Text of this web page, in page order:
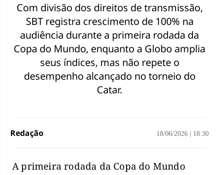
Com divisão dos direitos de transmissão,
SBT registra crescimento de 100% na
audiência durante a primeira rodada da
Copa do Mundo, enquanto a Globo amplia
seus índices, mas não repete o
desempenho alcançado no torneio do
Catar.
Redação 18/06/2026 18:30
A primeira rodada da Copa do Mundo